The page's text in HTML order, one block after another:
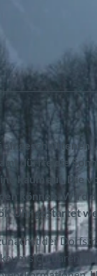
dürfte die
kaum auf. Die
können. Wird
Uhr gestartet
der
sichtbaren